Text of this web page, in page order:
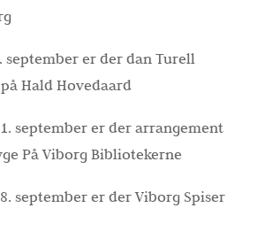
september er der dan Turell
Hald Hovedaard
september er der arrangement
På Viborg Bibliotekerne
september er der Viborg Spiser